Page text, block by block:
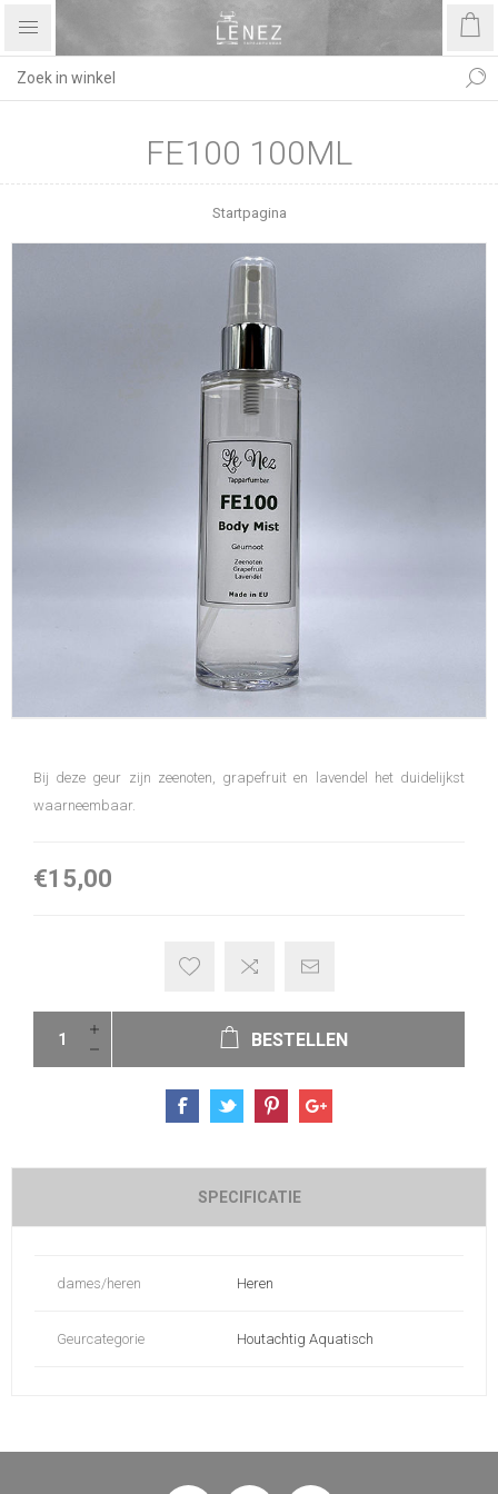
FE100 100ML
Startpagina
Bij deze geur zijn zeenoten, grapefruit en lavendel het duidelijkst
waarneembaar.
€15,00
BESTELLEN
SPECIFICATIE
dames/heren Heren
Geurcategorie Houtachtig Aquatisch